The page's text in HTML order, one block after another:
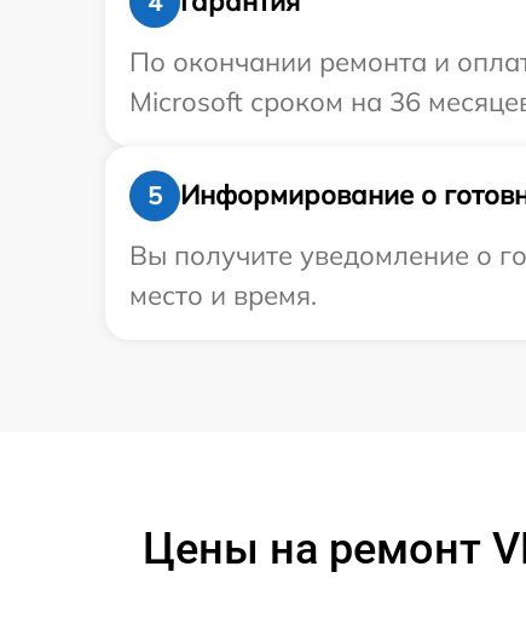
По окончании ремонта и
Microsoft сроком на 36
5
Информирование о
Вы получите уведомление о
место и время.
Цены на ремонт